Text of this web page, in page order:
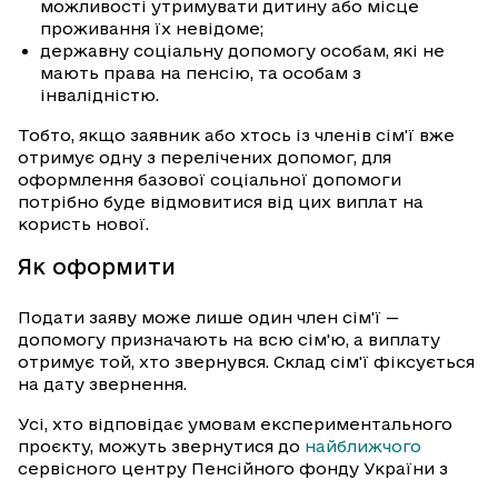
можливості утримувати дитину або місце
проживання їх невідоме;
державну соціальну допомогу особам, які не
мають права на пенсію, та особам з
інвалідністю.
Тобто, якщо заявник або хтось із членів сім'ї вже
отримує одну з перелічених допомог, для
оформлення базової соціальної допомоги
потрібно буде відмовитися від цих виплат на
користь нової.
Як оформити
Подати заяву може лише один член сім'ї —
допомогу призначають на всю сім'ю, а виплату
отримує той, хто звернувся. Склад сім'ї фіксується
на дату звернення.
Усі, хто відповідає умовам експериментального
проєкту, можуть звернутися до найближчого
сервісного центру Пенсійного фонду України з